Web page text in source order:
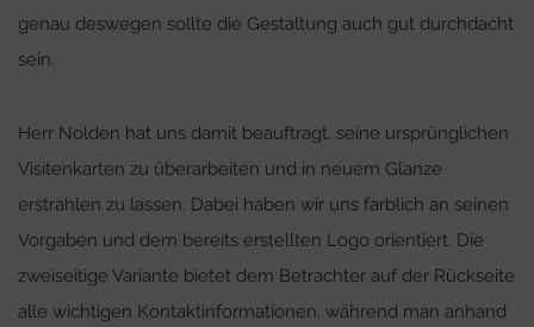
genau deswegen sollte die Gestaltung auch gut durchdacht
sein.
Herr Nolden hat uns damit beauftragt, seine ursprünglichen
Visitenkarten zu überarbeiten und in neuem Glanze
erstrahlen zu lassen. Dabei haben wir uns farblich an seinen
Vorgaben und dem bereits erstellten Logo orientiert. Die
zweiseitige Variante bietet dem Betrachter auf der Rückseite
alle wichtigen Kontaktinformationen, während man anhand